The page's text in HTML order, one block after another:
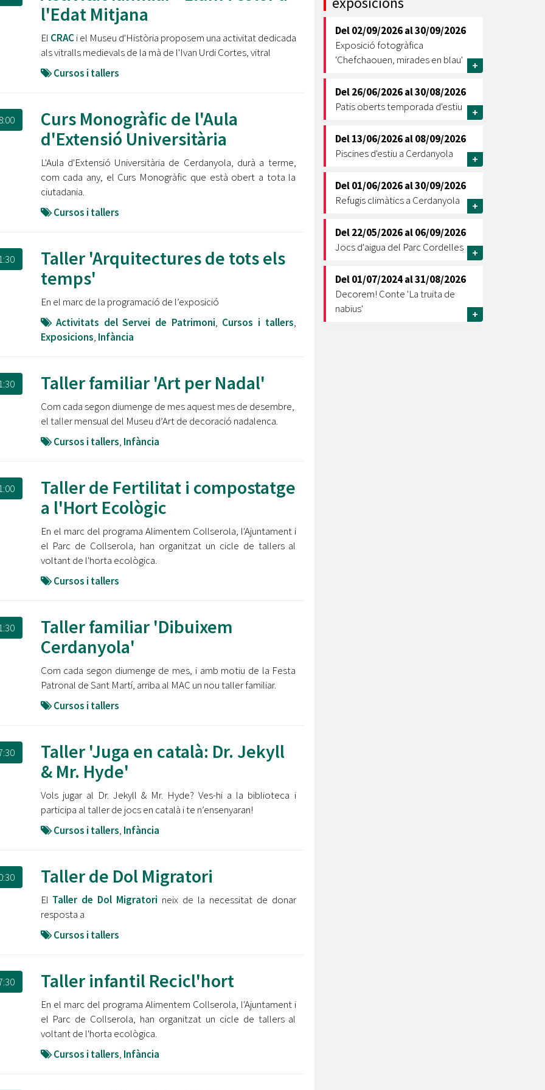
Ètica i Integritat
Retiment de Comptes
Dades Obertes
Catàleg de Serveis i Tràmits
Oberta la convocatòria d'Ajuts per a l'autoocupació
jove 2026
Cerdanyola opta a més de 5 milions d'euros del Pla de
Barris per transformar les Fontetes, Quatre Cantons i
l'entorn de l'avinguda Catalunya
L’Ajuntament reparteix ulleres gratuïtes per veure
l'eclipsi solar
Entitats
Equipaments
Mercats Municipals
Webs Municipals
l'Edat Mitjana
El CRACi el Museu d'Història proposem una activitat dedicada
als vitralls medievals de la mà de l'Ivan Urdi Cortes, vitral
Cursos i tallers
Curs Monogràfic de l'Aula
d'Extensió Universitària
L'Aula d'Extensió Universitària de Cerdanyola, durà a terme,
com cada any, el Curs Monogràfic que està obert a tota la
ciutadania.
Cursos i tallers
Taller 'Arquitectures de tots els
temps'
En el marc de la programació de l’exposició
Activitats del Servei de Patrimoni, Cursos i tallers,
Exposicions, Infància
Taller familiar 'Art per Nadal'
Com cada segon diumenge de mes aquest mes de desembre,
el taller mensual del Museu d’Art de decoració nadalenca.
Cursos i tallers, Infància
Taller de Fertilitat i compostatge
a l'Hort Ecològic
En el marc del programa Alimentem Collserola, l'Ajuntament i
el Parc de Collserola, han organitzat un cicle de tallers al
voltant de l'horta ecològica.
Cursos i tallers
Taller familiar 'Dibuixem
Cerdanyola'
Com cada segon diumenge de mes, i amb motiu de la Festa
Patronal de Sant Martí, arriba al MAC un nou taller familiar.
Cursos i tallers
Taller 'Juga en català: Dr. Jekyll
& Mr. Hyde'
Vols jugar al Dr. Jekyll & Mr. Hyde? Ves-hi a la biblioteca i
participa al taller de jocs en català i te n’ensenyaran!
Cursos i tallers, Infància
Taller de Dol Migratori
El Taller de Dol Migratori neix de la necessitat de donar
resposta a
Cursos i tallers
Taller infantil Recicl'hort
En el marc del programa Alimentem Collserola, l'Ajuntament i
el Parc de Collserola, han organitzat un cicle de tallers al
voltant de l'horta ecològica.
Cursos i tallers, Infància
Del02/09/2026al30/09/2026
Exposició fotogràfica
'Chefchaouen, mirades en blau'
+
Del26/06/2026al30/08/2026
Patis oberts temporada d'estiu
+
Del13/06/2026al08/09/2026
Piscines d'estiu a Cerdanyola
+
Del01/06/2026al30/09/2026
Refugis climàtics a Cerdanyola
+
Del22/05/2026al06/09/2026
Jocs d'aigua del Parc Cordelles
+
Del01/07/2024al31/08/2026
Decorem! Conte 'La truita de
nabius'
+